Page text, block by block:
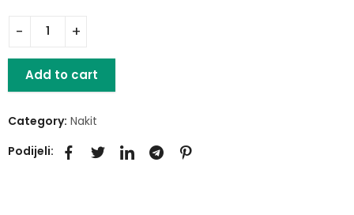
Add to cart
Category: Nakit
Podijeli: